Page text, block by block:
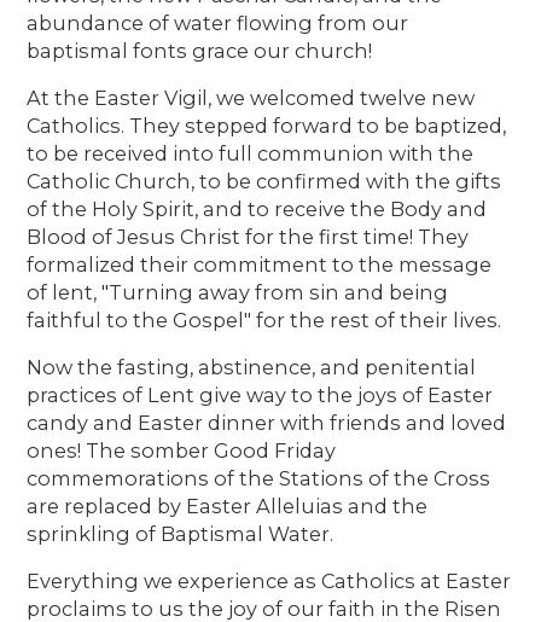
abundance of water flowing from our
baptismal fonts grace our church!
At the Easter Vigil, we welcomed twelve new
Catholics. They stepped forward to be baptized,
to be received into full communion with the
Catholic Church, to be confirmed with the gifts
of the Holy Spirit, and to receive the Body and
Blood of Jesus Christ for the first time! They
formalized their commitment to the message
of lent, "Turning away from sin and being
faithful to the Gospel" for the rest of their lives.
Now the fasting, abstinence, and penitential
practices of Lent give way to the joys of Easter
candy and Easter dinner with friends and loved
ones! The somber Good Friday
commemorations of the Stations of the Cross
are replaced by Easter Alleluias and the
sprinkling of Baptismal Water.
Everything we experience as Catholics at Easter
proclaims to us the joy of our faith in the Risen